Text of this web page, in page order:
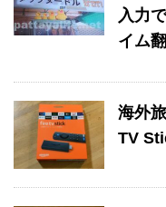
入力
イム
海外
TV